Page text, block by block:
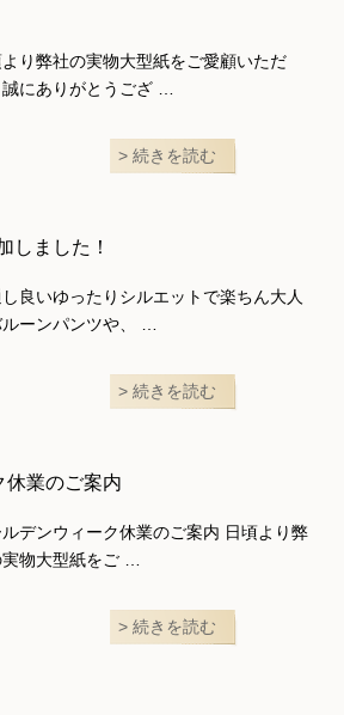
ューム
より弊社の実物大型紙をご愛顧いただ
誠にありがとうござ …
続きを読む
しました！
し良いゆったりシルエットで楽ちん大人
ルーンパンツや、 …
続きを読む
休業のご案内
ルデンウィーク休業のご案内 日頃より弊
実物大型紙をご …
続きを読む